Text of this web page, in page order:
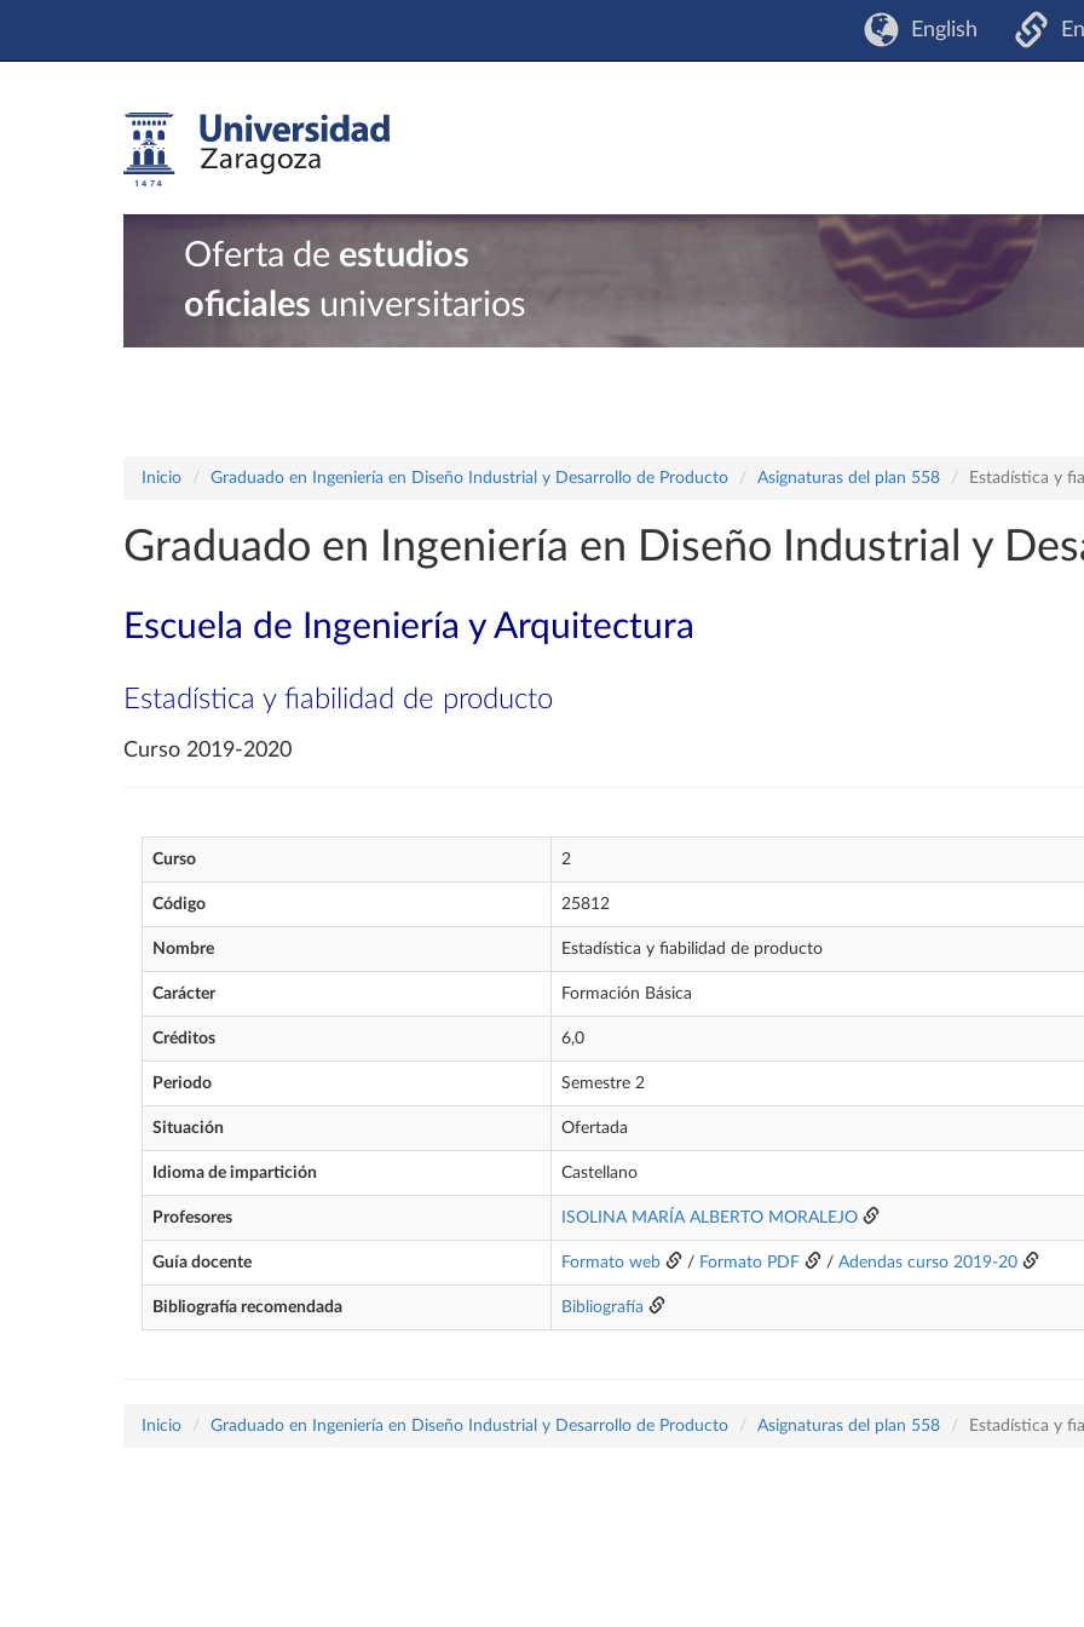
English
Oferta de estudios
oficiales universitarios
Inicio Graduado en Ingeniería en Diseño Industrial y Desarrollo de Producto Asignaturas del plan 558 Estadística y
Graduado en Ingeniería en Diseño Industrial y
Escuela de Ingeniería y Arquitectura
Estadística y fiabilidad de producto
Curso 2019-2020
Curso 2
Código 25812
Nombre Estadística y fiabilidad de producto
Carácter Formación Básica
Créditos 6,0
Periodo Semestre 2
Situación Ofertada
Idioma de impartición Castellano
Profesores ISOLINA MARÍA ALBERTO MORALEJO
Guía docente Formato web / Formato PDF / Adendas curso 2019-20
Bibliografía recomendada Bibliografía
Inicio Graduado en Ingeniería en Diseño Industrial y Desarrollo de Producto Asignaturas del plan 558 Estadística y